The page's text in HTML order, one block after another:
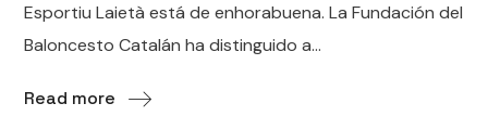
Esportiu Laietà está de enhorabuena. La Fundación del
Baloncesto Catalán ha distinguido a...
Read more